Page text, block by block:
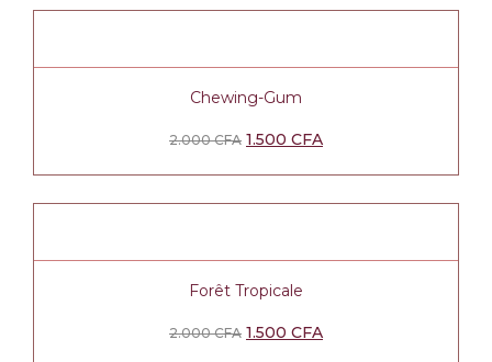
Chewing-Gum
2.000CFA 1.500 CFA
Forêt Tropicale
2.000CFA 1.500 CFA